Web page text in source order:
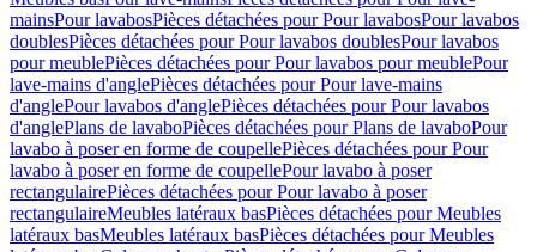
mainsPour lavabosPièces détachées pour Pour lavabosPour lavabos
doublesPièces détachées pour Pour lavabos doublesPour lavabos
pour meublePièces détachées pour Pour lavabos pour meublePour
lave-mains d'anglePièces détachées pour Pour lave-mains
d'anglePour lavabos d'anglePièces détachées pour Pour lavabos
d'anglePlans de lavaboPièces détachées pour Plans de lavaboPour
lavabo à poser en forme de coupellePièces détachées pour Pour
lavabo à poser en forme de coupellePour lavabo à poser
rectangulairePièces détachées pour Pour lavabo à poser
rectangulaireMeubles latéraux basPièces détachées pour Meubles
latéraux basMeubles latéraux basPièces détachées pour Meubles